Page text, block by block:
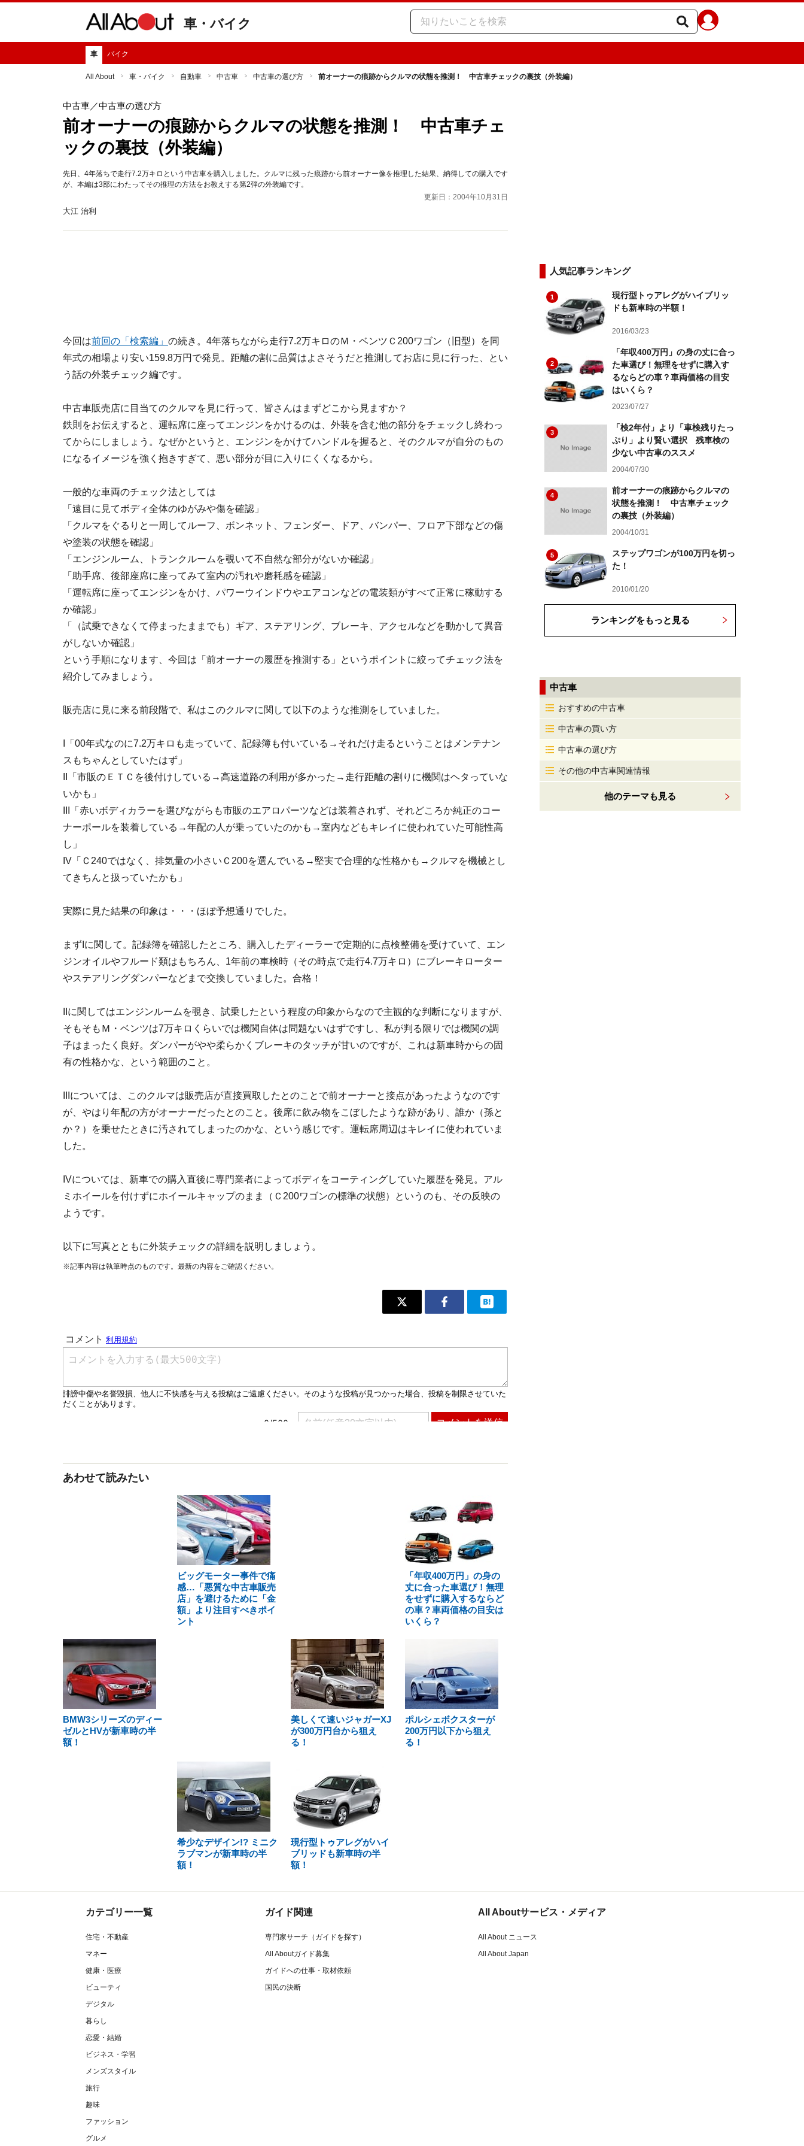
車・バイク
車 バイク
All About 車・バイク 自動車 中古車 中古車の選び方 前オーナーの痕跡からクルマの状態を推測！ 中古車チェックの裏技（外装編）
中古車／中古車の選び方
前オーナーの痕跡からクルマの状態を推測！ 中古車チェ
ックの裏技（外装編）
先日、4年落ちで走行7.2万キロという中古車を購入しました。クルマに残った痕跡から前オーナー像を推理した結果、納得しての購入です
が、本編は3部にわたってその推理の方法をお教えする第2弾の外装編です。
更新日：2004年10月31日
大江 治利
今回は前回の「検索編」 の続き。4年落ちながら走行7.2万キロのＭ・ベンツＣ200ワゴン（旧型）を同
年式の相場より安い159.8万円で発見。距離の割に品質はよさそうだと推測してお店に見に行った、とい
う話の外装チェック編です。
中古車販売店に目当てのクルマを見に行って、皆さんはまずどこから見ますか？
鉄則をお伝えすると、運転席に座ってエンジンをかけるのは、外装を含む他の部分をチェックし終わっ
てからにしましょう。なぜかというと、エンジンをかけてハンドルを握ると、そのクルマが自分のもの
になるイメージを強く抱きすぎて、悪い部分が目に入りにくくなるから。
一般的な車両のチェック法としては
「遠目に見てボディ全体のゆがみや傷を確認」
「クルマをぐるりと一周してルーフ、ボンネット、フェンダー、ドア、バンパー、フロア下部などの傷
や塗装の状態を確認」
「エンジンルーム、トランクルームを覗いて不自然な部分がないか確認」
「助手席、後部座席に座ってみて室内の汚れや磨耗感を確認」
「運転席に座ってエンジンをかけ、パワーウインドウやエアコンなどの電装類がすべて正常に稼動する
か確認」
「（試乗できなくて停まったままでも）ギア、ステアリング、ブレーキ、アクセルなどを動かして異音
がしないか確認」
という手順になります、今回は「前オーナーの履歴を推測する」というポイントに絞ってチェック法を
紹介してみましょう。
販売店に見に来る前段階で、私はこのクルマに関して以下のような推測をしていました。
I「00年式なのに7.2万キロも走っていて、記録簿も付いている→それだけ走るということはメンテナン
スもちゃんとしていたはず」
II「市販のＥＴＣを後付けしている→高速道路の利用が多かった→走行距離の割りに機関はヘタっていな
いかも」
III「赤いボディカラーを選びながらも市販のエアロパーツなどは装着されず、それどころか純正のコー
ナーポールを装着している→年配の人が乗っていたのかも→室内などもキレイに使われていた可能性高
し」
IV「Ｃ240ではなく、排気量の小さいＣ200を選んでいる→堅実で合理的な性格かも→クルマを機械とし
てきちんと扱っていたかも」
実際に見た結果の印象は・・・ほぼ予想通りでした。
まずIに関して。記録簿を確認したところ、購入したディーラーで定期的に点検整備を受けていて、エン
ジンオイルやフルード類はもちろん、1年前の車検時（その時点で走行4.7万キロ）にブレーキローター
やステアリングダンパーなどまで交換していました。合格！
IIに関してはエンジンルームを覗き、試乗したという程度の印象からなので主観的な判断になりますが、
そもそもＭ・ベンツは7万キロくらいでは機関自体は問題ないはずですし、私が判る限りでは機関の調
子はまったく良好。ダンパーがやや柔らかくブレーキのタッチが甘いのですが、これは新車時からの固
有の性格かな、という範囲のこと。
IIIについては、このクルマは販売店が直接買取したとのことで前オーナーと接点があったようなのです
が、やはり年配の方がオーナーだったとのこと。後席に飲み物をこぼしたような跡があり、誰か（孫と
か？）を乗せたときに汚されてしまったのかな、という感じです。運転席周辺はキレイに使われていま
した。
IVについては、新車での購入直後に専門業者によってボディをコーティングしていた履歴を発見。アル
ミホイールを付けずにホイールキャップのまま（Ｃ200ワゴンの標準の状態）というのも、その反映の
ようです。
以下に写真とともに外装チェックの詳細を説明しましょう。
※記事内容は執筆時点のものです。最新の内容をご確認ください。
あわせて読みたい
ビッグモーター事件で痛
感…「悪質な中古車販売
店」を避けるために「金
額」より注目すべきポイ
ント
「年収400万円」の身の
丈に合った車選び！無理
をせずに購入するならど
の車？車両価格の目安は
いくら？
BMW3シリーズのディー
ゼルとHVが新車時の半
額！
美しくて速いジャガーXJ
が300万円台から狙え
る！
ポルシェボクスターが
200万円以下から狙え
る！
希少なデザイン!? ミニク
ラブマンが新車時の半
額！
現行型トゥアレグがハイ
ブリッドも新車時の半
額！
人気記事ランキング
1
現行型トゥアレグがハイブリッ
ドも新車時の半額！
2016/03/23
2
「年収400万円」の身の丈に合っ
た車選び！無理をせずに購入す
るならどの車？車両価格の目安
はいくら？
2023/07/27
3
「検2年付」より「車検残りたっ
ぷり」より賢い選択 残車検の
少ない中古車のススメ
2004/07/30
4
前オーナーの痕跡からクルマの
状態を推測！ 中古車チェック
の裏技（外装編）
2004/10/31
5
ステップワゴンが100万円を切っ
た！
2010/01/20
ランキングをもっと見る
中古車
おすすめの中古車
中古車の買い方
中古車の選び方
その他の中古車関連情報
他のテーマも見る
カテゴリー一覧
住宅・不動産
マネー
健康・医療
ビューティ
デジタル
暮らし
恋愛・結婚
ビジネス・学習
メンズスタイル
旅行
趣味
ファッション
グルメ
ガイド関連
専門家サーチ（ガイドを探す）
All Aboutガイド募集
ガイドへの仕事・取材依頼
国民の決断
All Aboutサービス・メディア
All About ニュース
All About Japan